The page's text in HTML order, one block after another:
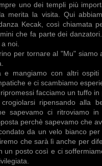
uno dei templi più
merita la visita. Qui
Kecak, così chiamata
che fa parte dei
noi.
per tornare al "Mu" siamo
e mangiamo con altri
e ci scambiamo
facciamo un tuffo
ripensando alla
sapevamo ci ritroviamo
perchè sapevamo che
da un velo bianco
che sarà lì anche per
un posto così e ci